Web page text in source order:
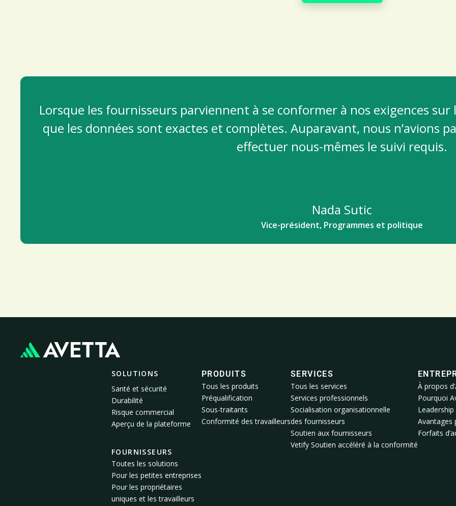
Lorsque les fournisseurs parviennent à se conformer à nos exigences
que les données sont exactes et complètes. Auparavant, nous n’avions
effectuer nous-mêmes le suivi requis.
Nada Sutic
Vice-président, Programmes et politique
SOLUTIONS
Santé et sécurité
Durabilité
Risque commercial
Aperçu de la plateforme
FOURNISSEURS
Toutes les solutions
Pour les petites entreprises
Pour les propriétaires
uniques et les travailleurs
PRODUITS
Tous les produits
Préqualification
Sous-traitants
Conformité des travailleurs
SERVICES
Tous les services
Services professionnels
Socialisation organisationnelle
des fournisseurs
Soutien aux fournisseurs
Vetify Soutien accéléré à la conformité
À propos
Pourquoi
Leadership
Avantages
Forfaits